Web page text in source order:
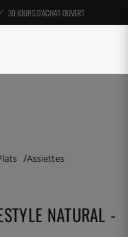
30 JOURS D'ACHAT OUVERT
Assiettes
NATURAL -